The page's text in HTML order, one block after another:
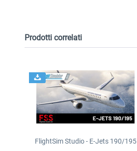
Prodotti correlati
FlightSim Studio - E-Jets 190/195